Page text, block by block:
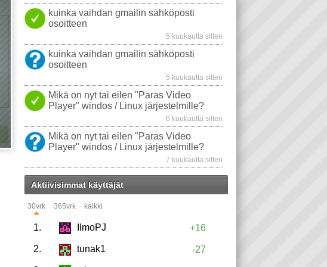
kuinka vaihdan gmailin sähköposti
osoitteen
5 kuukautta sitten
kuinka vaihdan gmailin sähköposti
osoitteen
5 kuukautta sitten
Mikä on nyt tai eilen "Paras Video
Player" windos / Linux järjestelmille?
6 kuukautta sitten
Mikä on nyt tai eilen "Paras Video
Player" windos / Linux järjestelmille?
7 kuukautta sitten
Aktiivisimmat käyttäjät
30vrk 365vrk kaikki
1. IlmoPJ +16
2. tunak1 -27